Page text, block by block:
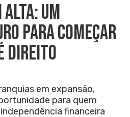
UM
PARA COMEÇAR
DIREITO
em expansão,
para quem
financeira